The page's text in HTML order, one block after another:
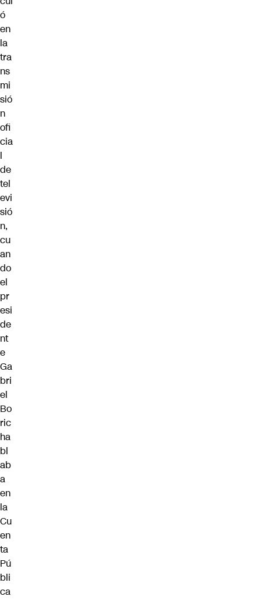
ó
en
la
tra
ns
mi
sió
n
ofi
cia
l
de
tel
evi
sió
n,
cu
an
do
el
pr
esi
de
nt
e
Ga
bri
el
Bo
ric
ha
bl
ab
a
en
la
Cu
en
ta
Pú
bli
ca